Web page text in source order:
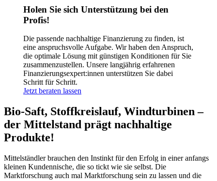
Holen Sie sich Unterstützung bei den
Profis!
Die passende nachhaltige Finanzierung zu finden, ist
eine anspruchsvolle Aufgabe. Wir haben den Anspruch,
die optimale Lösung mit günstigen Konditionen für Sie
zusammenzustellen. Unsere langjährig erfahrenen
Finanzierungsexpert:innen unterstützen Sie dabei
Schritt für Schritt.
Jetzt beraten lassen
Bio-Saft, Stoffkreislauf, Windturbinen –
der Mittelstand prägt nachhaltige
Produkte!
Mittelständler brauchen den Instinkt für den Erfolg in einer anfangs
kleinen Kundennische, die so tickt wie sie selbst. Die
Marktforschung auch mal Marktforschung sein zu lassen und die